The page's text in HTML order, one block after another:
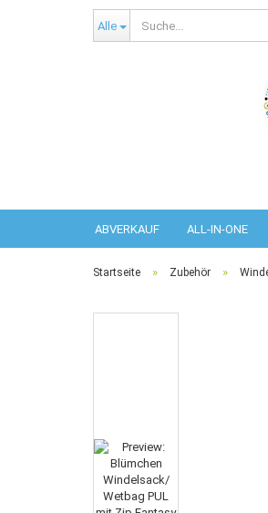
Alle
ABVERKAUF ALL-IN-ONE
ERWACHSENEN SCHUTZHOSEN
Startseite » Zubehör »